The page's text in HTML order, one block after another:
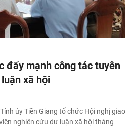
đẩy mạnh công tác tuyên
xã hội
ủy Tiền Giang tổ chức Hội nghị giao
nghiên cứu dư luận xã hội tháng